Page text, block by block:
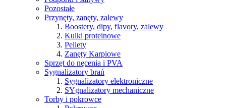
Pozostałe
Przynęty, zanęty, zalewy
Boostery, dipy, flavory, zalewy
Kulki proteinowe
Pellety
Zanęty Karpiowe
Sprzęt do nęcenia i PVA
Sygnalizatory brań
Sygnalizatory elektroniczne
SYgnalizatory mechaniczne
Torby i pokrowce